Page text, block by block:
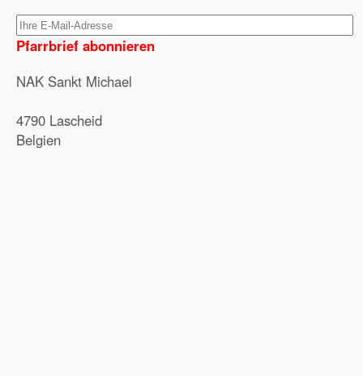
Pfarrbrief abonnieren
NAK Sankt Michael
4790 Lascheid
Belgien